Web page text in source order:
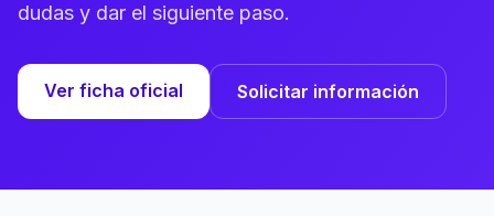
dudas y dar el siguiente paso.
Ver ficha oficial Solicitar información